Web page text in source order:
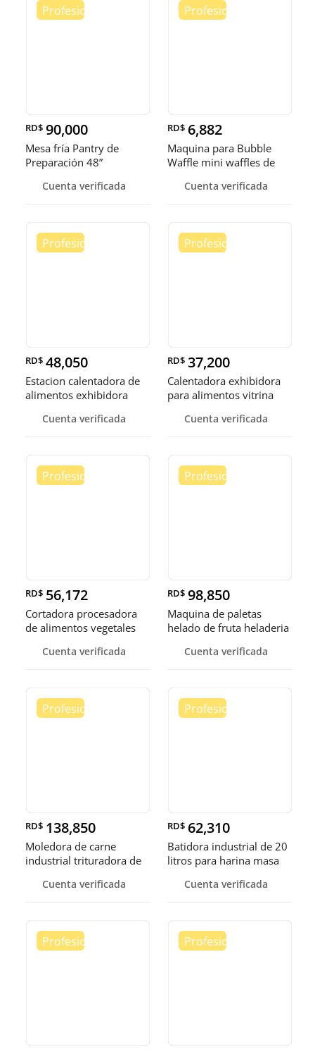
RD$ 90,000
Mesa fría Pantry de
Preparación 48”
Cuenta verificada
RD$ 6,882
Maquina para Bubble
Waffle mini waffles de
Cuenta verificada
RD$ 48,050
Estacion calentadora de
alimentos exhibidora
Cuenta verificada
RD$ 37,200
Calentadora exhibidora
para alimentos vitrina
Cuenta verificada
RD$ 56,172
Cortadora procesadora
de alimentos vegetales
Cuenta verificada
RD$ 98,850
Maquina de paletas
helado de fruta heladeria
Cuenta verificada
RD$ 138,850
Moledora de carne
industrial trituradora de
Cuenta verificada
RD$ 62,310
Batidora industrial de 20
litros para harina masa
Cuenta verificada